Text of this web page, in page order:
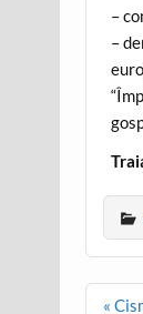
–
–
Post
«